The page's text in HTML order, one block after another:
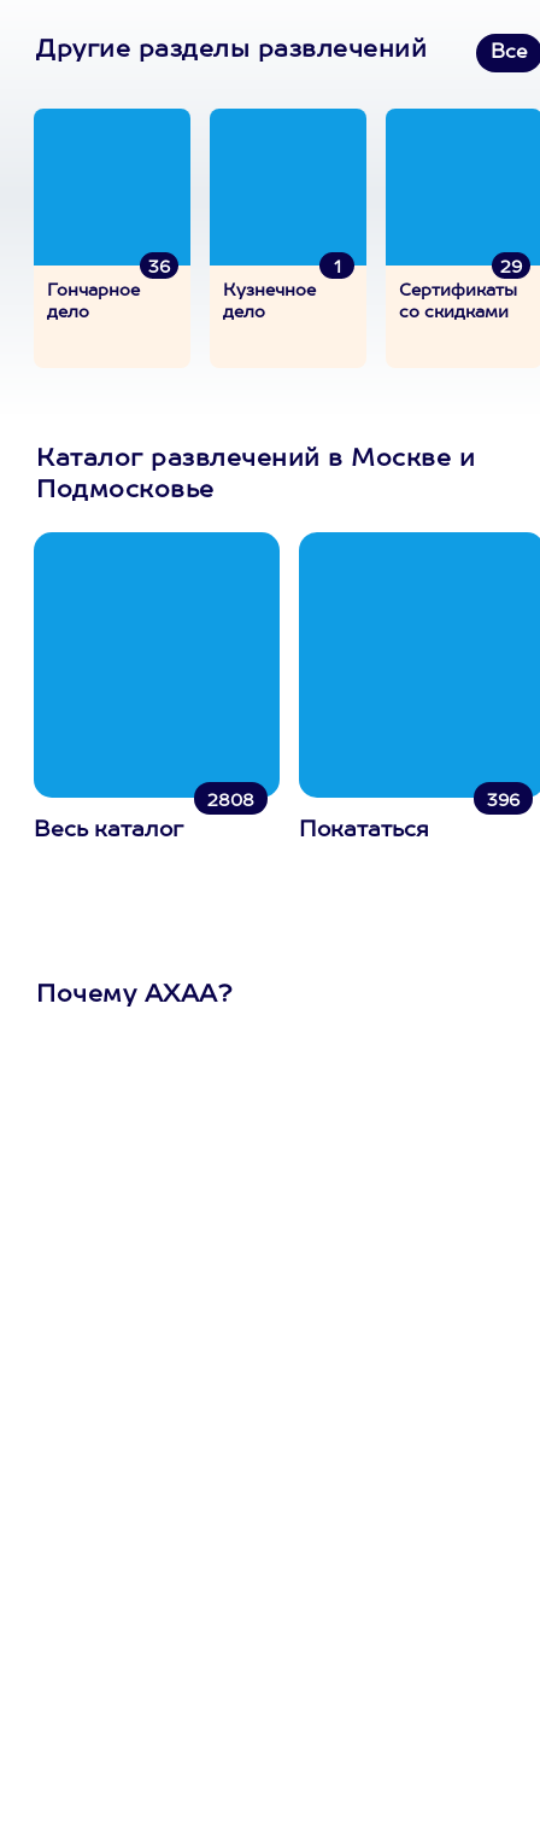
Другие разделы развлечений Все
36
Гончарное
дело
1
Кузнечное
дело
29
Сертификаты
со скидками
Каталог развлечений в Москве и
Подмосковье
2808
Весь каталог
396
Покататься
Почему АХАА?